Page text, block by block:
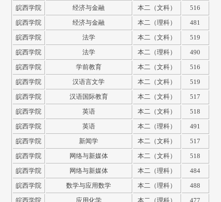
皖西学院
经济与金融 本二（文科）
516
皖西学院
经济与金融 本二（理科）
481
皖西学院
法学 本二（文科）
519
皖西学院
法学 本二（理科）
490
皖西学院
学前教育 本二（文科）
516
皖西学院
汉语言文学 本二（文科）
519
皖西学院
汉语国际教育 本二（文科）
517
皖西学院
英语 本二（文科）
518
皖西学院
英语 本二（理科）
491
皖西学院
新闻学 本二（文科）
517
皖西学院
网络与新媒体 本二（文科）
518
皖西学院
网络与新媒体 本二（理科）
484
皖西学院
数学与应用数学 本二（理科）
488
皖西学院
应用化学 本二（理科） 477